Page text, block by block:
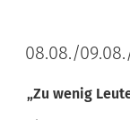
08.08./
„Zu wenig